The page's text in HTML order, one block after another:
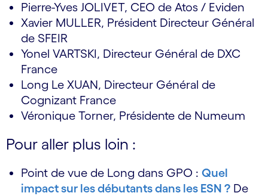
Pierre-Yves JOLIVET, CEO de Atos / Eviden
Xavier MULLER, Président Directeur Général
de SFEIR
Yonel VARTSKI, Directeur Général de DXC
France
Long Le XUAN, Directeur Général de
Cognizant France
Véronique Torner, Présidente de Numeum
Pour aller plus loin :
Point de vue de Long dans GPO : Quel
impact sur les débutants dans les ESN ? De